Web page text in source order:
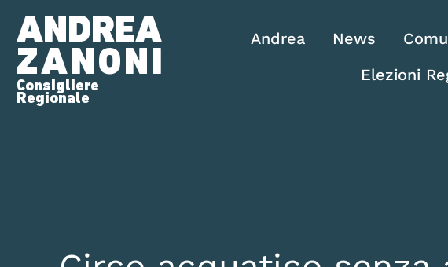
ANDREA
ZANONI
Consigliere
Regionale
Andrea News
Elezioni